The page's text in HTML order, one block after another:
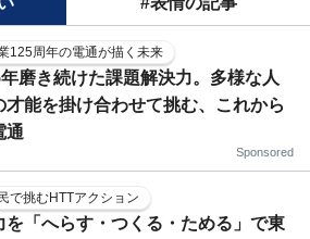
125周年の電通が描く未来
磨き続けた課題解決力。多様な人
才能を掛け合わせて挑む、これから
通
Sponsored
で挑むHTTアクション
を「へらす・つくる・ためる」で東